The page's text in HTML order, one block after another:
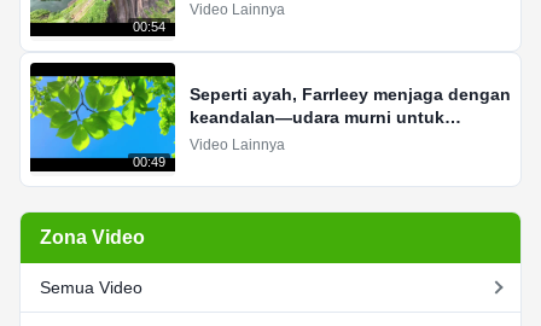
00:54
Video Lainnya
00:49
Seperti ayah, Farrleey menjaga dengan
keandalan—udara murni untuk
keluarga dan planet.
Video Lainnya
Zona Video
Semua Video